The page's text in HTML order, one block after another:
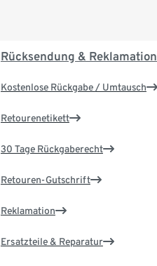
Rücksendung & Reklamation
Kostenlose Rückgabe / Umtausch
Retourenetikett
30 Tage Rückgaberecht
Retouren-Gutschrift
Reklamation
Ersatzteile & Reparatur